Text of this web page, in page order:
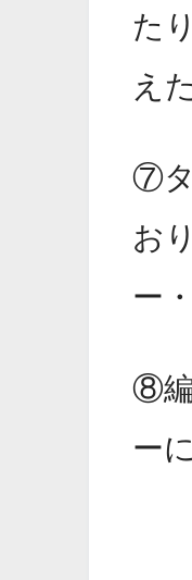
た
え
⑦タ
お
ー
⑧編
ー